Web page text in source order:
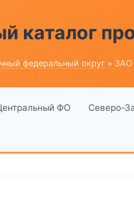
каталог
федеральный округ » ЗАО
ФО Северо-